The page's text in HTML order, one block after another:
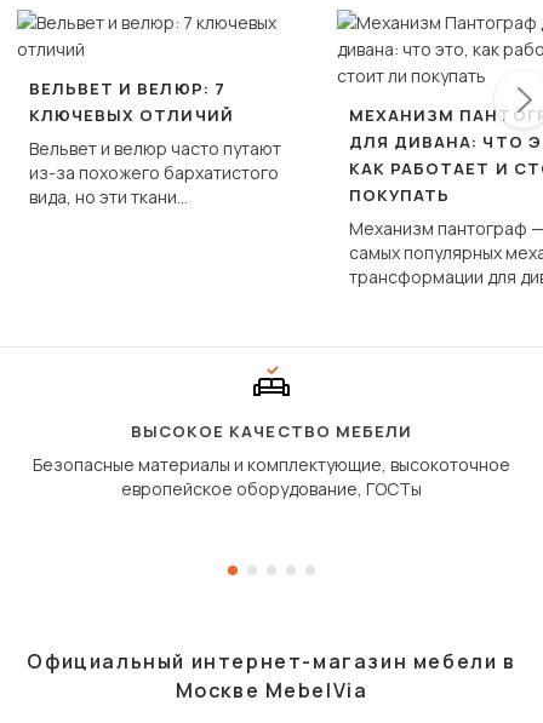
ВЕЛЬВЕТ И ВЕЛЮР: 7
КЛЮЧЕВЫХ ОТЛИЧИЙ
Вельвет и велюр часто путают
из-за похожего бархатистого
вида, но эти ткани
МЕХАНИЗМ
ДЛЯ ДИВАНА: ЧТО
КАК РАБОТАЕТ И
ПОКУПАТЬ
Механизм пантограф
самых популярных
трансформации для
сиденье не
дугообразной
ВЫСОКОЕ КАЧЕСТВО МЕБЕЛИ
Безопасные материалы и комплектующие, высокоточное
европейское оборудование, ГОСТы
Официальный интернет-магазин мебели в
Москве MebelVia